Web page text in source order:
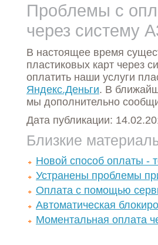
Проблемы с
через систему
В настоящее время
пластиковых карт через
оплатить наши услуги
Яндекс.Деньги. В
мы дополнительно
Дата публикации:
Близкие
Новой способ оплаты -
Устранены проблемы
Оплата с помощью
Автоматическая
Моментальная оплата